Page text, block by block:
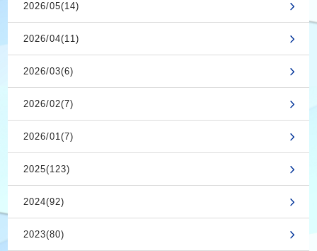
2026/05(14)
2026/04(11)
2026/03(6)
2026/02(7)
2026/01(7)
2025(123)
2024(92)
2023(80)